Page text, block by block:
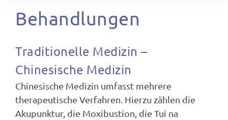
Behandlungen
Traditionelle Medizin –
Chinesische Medizin
Chinesische Medizin umfasst mehrere
therapeutische Verfahren. Hierzu zählen die
Akupunktur, die Moxibustion, die Tui na